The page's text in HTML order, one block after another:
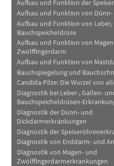
Haut, Haare und Nägel
Psychische Erkrankungen
Aufbau und Funktion der
Aufbau und Funktion von
Aufbau und Funktion von Leber,
Bauchspeicheldrüse
Aufbau und Funktion von
Zwölffingerdarm
Aufbau und Funktion von
Bauchspiegelung und
Candida-Pilze: Die Wurzel von
Diagnostik bei Leber-, Gallen-
Bauchspeicheldrüsen-
Diagnostik der Dünn- und
Dickdarmerkrankungen
Diagnostik der
Diagnostik von Enddarm- und
Diagnostik von Magen- und
Zwölffingerdarmerkrankungen